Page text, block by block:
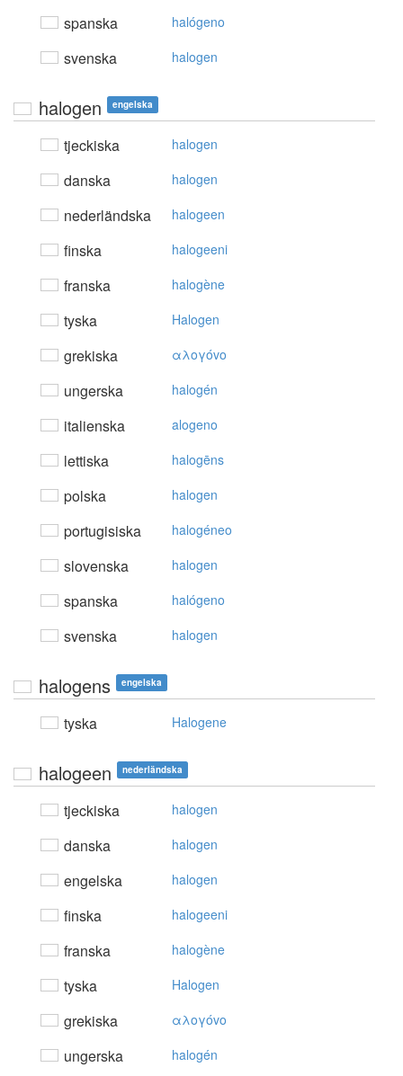
spanska halógeno
svenska halogen
halogen engelska
tjeckiska halogen
danska halogen
nederländska halogeen
finska halogeeni
franska halogène
tyska Halogen
grekiska αλoγόvo
ungerska halogén
italienska alogeno
lettiska halogēns
polska halogen
portugisiska halogéneo
slovenska halogen
spanska halógeno
svenska halogen
halogens engelska
tyska Halogene
halogeen nederländska
tjeckiska halogen
danska halogen
engelska halogen
finska halogeeni
franska halogène
tyska Halogen
grekiska αλoγόvo
ungerska halogén